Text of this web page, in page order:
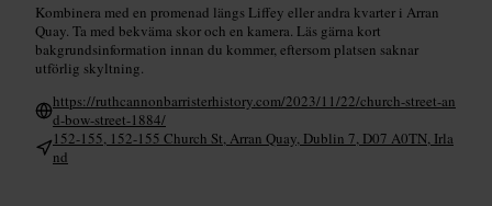
Kombinera med en promenad längs Liffey eller andra kvarter i Arran
Quay. Ta med bekväma skor och en kamera. Läs gärna kort
bakgrundsinformation innan du kommer, eftersom platsen saknar
utförlig skyltning.
https://ruthcannonbarristerhistory.com/2023/11/22/church-street-an
d-bow-street-1884/
152-155, 152-155 Church St, Arran Quay, Dublin 7, D07 A0TN, Irla
nd